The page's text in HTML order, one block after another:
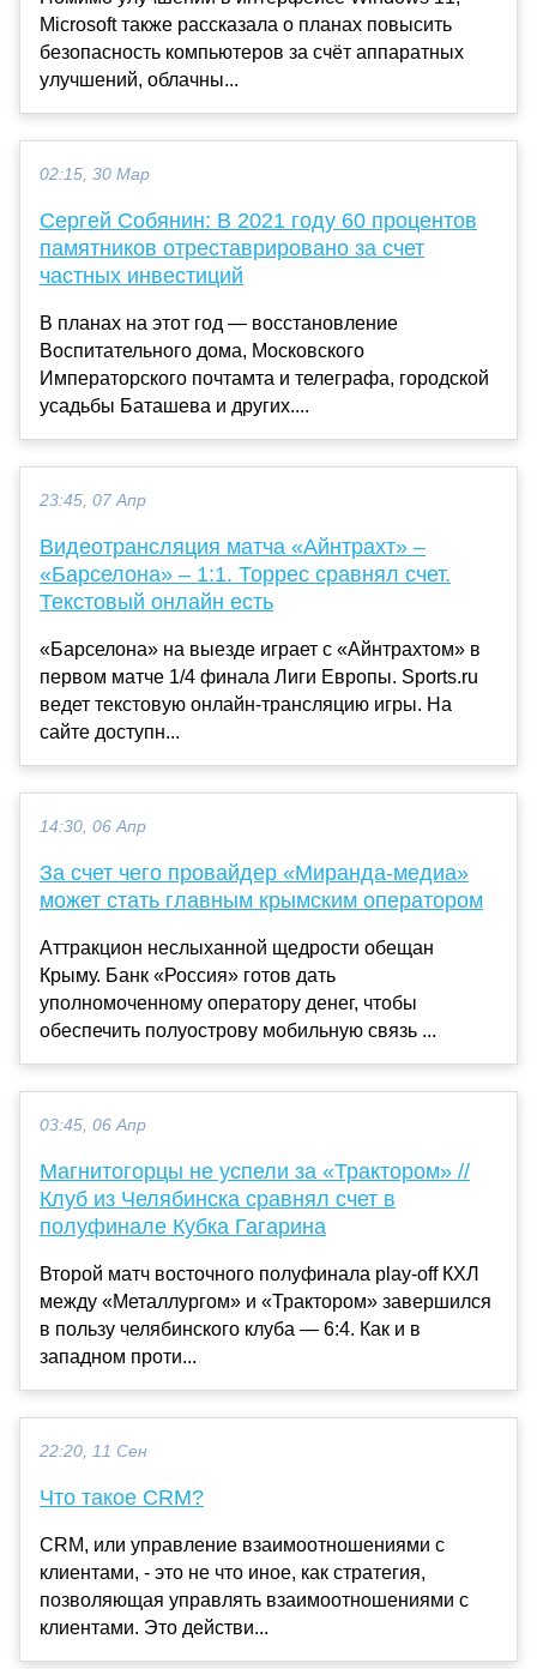
Microsoft также рассказала о планах повысить
безопасность компьютеров за счёт аппаратных
улучшений, облачны...
02:15, 30 Мар
Сергей Собянин: В 2021 году 60 процентов
памятников отреставрировано за счет
частных инвестиций
В планах на этот год — восстановление
Воспитательного дома, Московского
Императорского почтамта и телеграфа, городской
усадьбы Баташева и других....
23:45, 07 Апр
Видеотрансляция матча «Айнтрахт» –
«Барселона» – 1:1. Торрес сравнял счет.
Текстовый онлайн есть
«Барселона» на выезде играет с «Айнтрахтом» в
первом матче 1/4 финала Лиги Европы. Sports.ru
ведет текстовую онлайн-трансляцию игры. На
сайте доступн...
14:30, 06 Апр
За счет чего провайдер «Миранда-медиа»
может стать главным крымским оператором
Аттракцион неслыханной щедрости обещан
Крыму. Банк «Россия» готов дать
уполномоченному оператору денег, чтобы
обеспечить полуострову мобильную связь ...
03:45, 06 Апр
Магнитогорцы не успели за «Трактором» //
Клуб из Челябинска сравнял счет в
полуфинале Кубка Гагарина
Второй матч восточного полуфинала play-off КХЛ
между «Металлургом» и «Трактором» завершился
в пользу челябинского клуба — 6:4. Как и в
западном проти...
22:20, 11 Сен
Что такое CRM?
CRM, или управление взаимоотношениями с
клиентами, - это не что иное, как стратегия,
позволяющая управлять взаимоотношениями с
клиентами. Это действи...